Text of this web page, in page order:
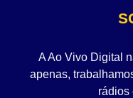
A Ao Vivo Digital
apenas,
rádios